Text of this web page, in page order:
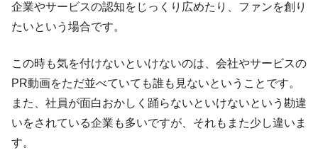
企業やサービスの認知をじっくり広めたり、ファンを創り
たいという場合です。
この時も気を付けないといけないのは、会社やサービスの
PR動画をただ並べていても誰も見ないということです。
また、社員が面白おかしく踊らないといけないという勘違
いをされている企業も多いですが、それもまた少し違いま
す。